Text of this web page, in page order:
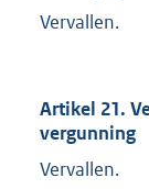
Vervallen.
Artikel 21.
vergunning
Vervallen.